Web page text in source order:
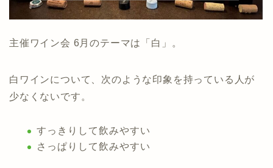
主催ワイン会 6月のテーマは「白」。
白ワインについて、次のような印象を持っている人が
少なくないです。
すっきりして飲みやすい
さっぱりして飲みやすい